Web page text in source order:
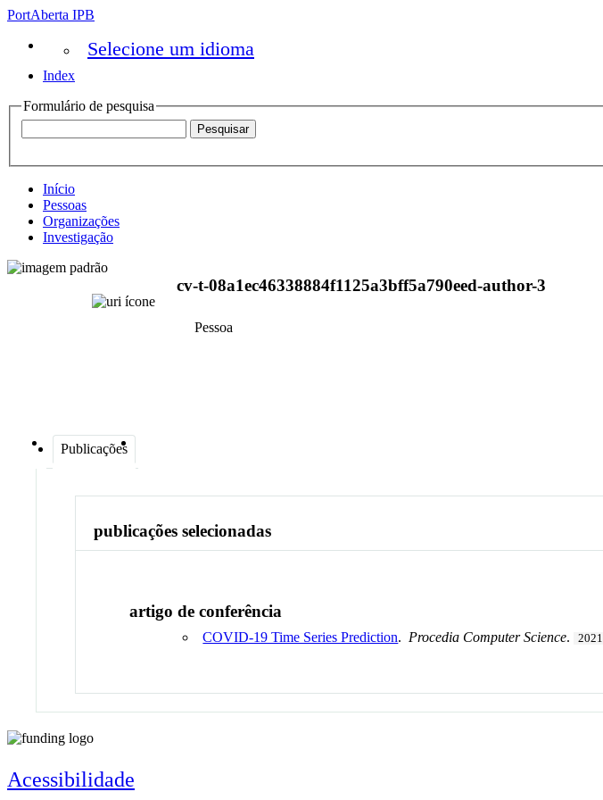
PortAberta IPB
Selecione um idioma
Index
Formulário de pesquisa
Início
Pessoas
Organizações
Investigação
cv-t-08a1ec46338884f1125a3bff5a790eed-author-3
Pessoa
Publicações
publicações selecionadas
artigo de conferência
COVID-19 Time Series Prediction. Procedia Computer Science. 2021
Acessibilidade